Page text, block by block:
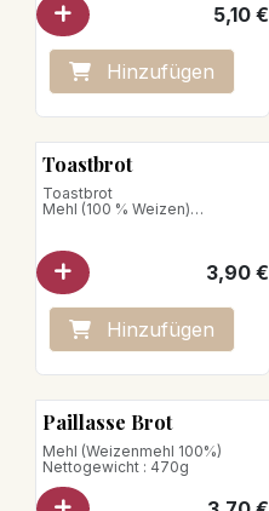
5,10€
Hinzufügen
Toastbrot
Toastbrot
Mehl (100 % Weizen)
3,90€
Hinzufügen
Paillasse Brot
Mehl (Weizenmehl 100%)
Nettogewicht : 470g